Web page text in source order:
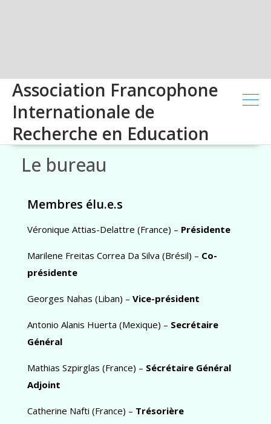
Association Francophone
Internationale de
Recherche en Education
Le bureau
Membres élu.e.s
Véronique Attias-Delattre (France) – Présidente
Marilene Freitas Correa Da Silva (Brésil) – Co-
présidente
Georges Nahas (Liban) – Vice-président
Antonio Alanis Huerta (Mexique) – Secrétaire
Général
Mathias Szpirglas (France) – Sécrétaire Général
Adjoint
Catherine Nafti (France) – Trésorière